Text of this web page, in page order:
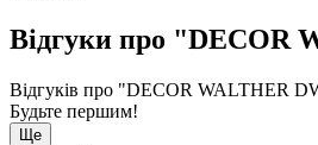
Відгуки про "DECOR
Відгуків про "DECOR WALTHER
Будьте першим!
Ще